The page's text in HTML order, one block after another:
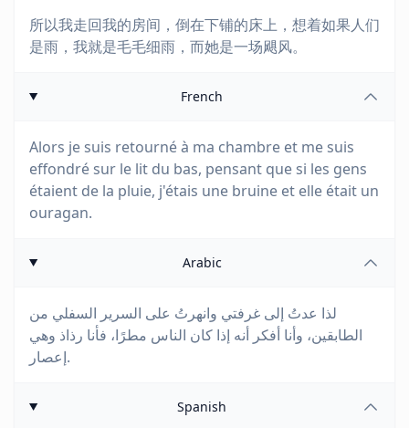
所以我走回我的房间，倒在下铺的床上，想着如果人们
是雨，我就是毛毛细雨，而她是一场飓风。
French
Alors je suis retourné à ma chambre et me suis
effondré sur le lit du bas, pensant que si les gens
étaient de la pluie, j'étais une bruine et elle était un
ouragan.
Arabic
لذا عدتُ إلى غرفتي وانهرتُ على السرير السفلي من
الطابقين، وأنا أفكر أنه إذا كان الناس مطرًا، فأنا رذاذ وهي
إعصار.
Spanish